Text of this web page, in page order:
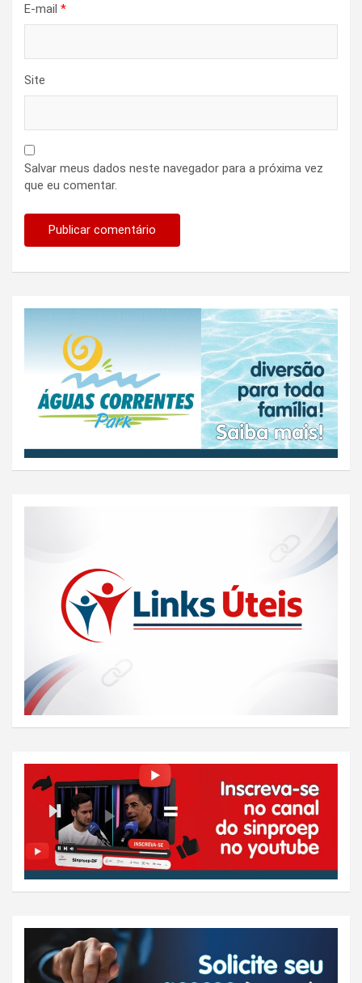
E-mail *
Site
Salvar meus dados neste navegador para a próxima vez
que eu comentar.